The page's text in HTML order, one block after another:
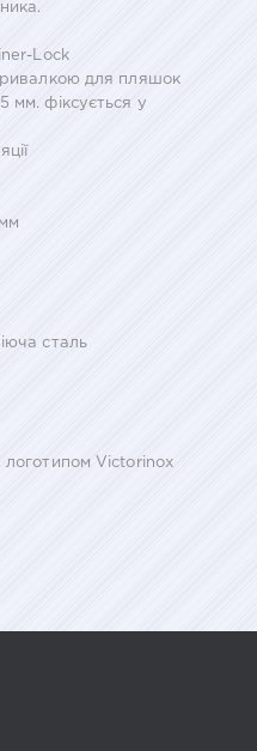
Lock
для пляшок
мм. фіксується у
сталь
логотипом Victorinox